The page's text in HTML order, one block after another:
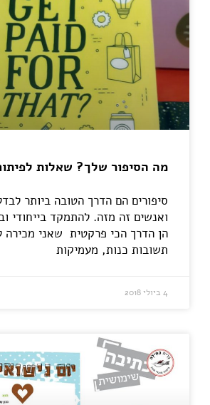
מה הסיפור שלך? שאלות
סיפורים הם הדרך הטובה ביותר
ואנשים זה מזה. להתמקד בייחודי
הן הדרך הכי פרקטית שאני מכירה
תשובות כנות, מעמיקות
4 ביולי 2018